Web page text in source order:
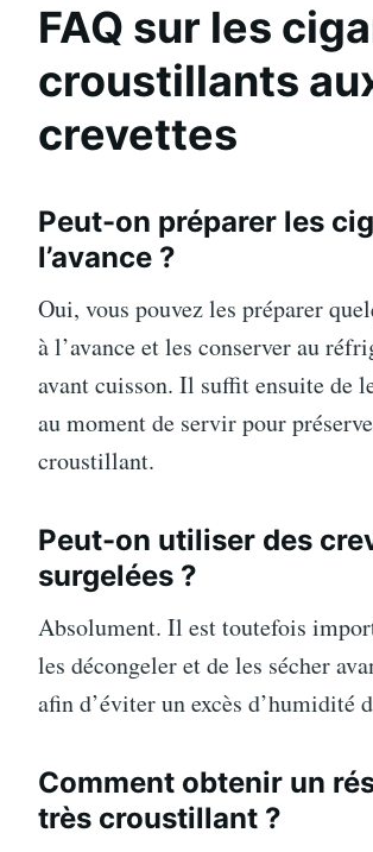
FAQ sur les
croustillants
crevettes
Peut-on préparer les
l’avance ?
Oui, vous pouvez les préparer
à l’avance et les conserver au
avant cuisson. Il suffit ensuite de
au moment de servir pour
croustillant.
Peut-on utiliser des
surgelées ?
Absolument. Il est toutefois
les décongeler et de les sécher
afin d’éviter un excès d’humidité
Comment obtenir un
très croustillant ?